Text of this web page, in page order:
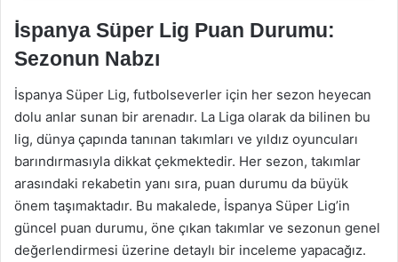
İspanya Süper Lig Puan Durumu:
Sezonun Nabzı
İspanya Süper Lig, futbolseverler için her sezon heyecan
dolu anlar sunan bir arenadır. La Liga olarak da bilinen bu
lig, dünya çapında tanınan takımları ve yıldız oyuncuları
barındırmasıyla dikkat çekmektedir. Her sezon, takımlar
arasındaki rekabetin yanı sıra, puan durumu da büyük
önem taşımaktadır. Bu makalede, İspanya Süper Lig’in
güncel puan durumu, öne çıkan takımlar ve sezonun genel
değerlendirmesi üzerine detaylı bir inceleme yapacağız.